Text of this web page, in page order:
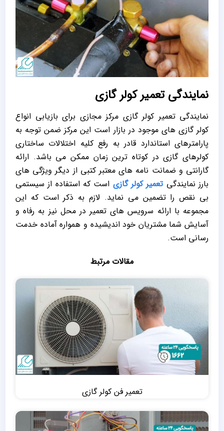
نمایندگی تعمیر کولر گازی
نمایندگی تعمیر کولر گازی مرکز مجازی برای بازیابی انواع
کولر گازی های موجود در بازار است این مرکز ضمن توجه به
پارامترهای استاندارد قادر به رفع کلیه اختلالات ساختاری
کولرهای گازی در کوتاه ترین زمان ممکن می باشد. ارائه
گارانتی و ضمانت نامه های معتبر کتبی از دیگر ویژگی های
بارز نمایندگیتعمیر کولر گازی است که استفاده از سیستمی
بی نقص را تضمین می نماید. لازم به ذکر است که این
مجموعه با ارائه سرویس های تعمیر در محل نیز به رفاه و
آسایش شما مشتریان خود اندیشیده و همواره آماده خدمت
رسانی است.
مقالات مرتبط
تعمیر فن کولر گازی